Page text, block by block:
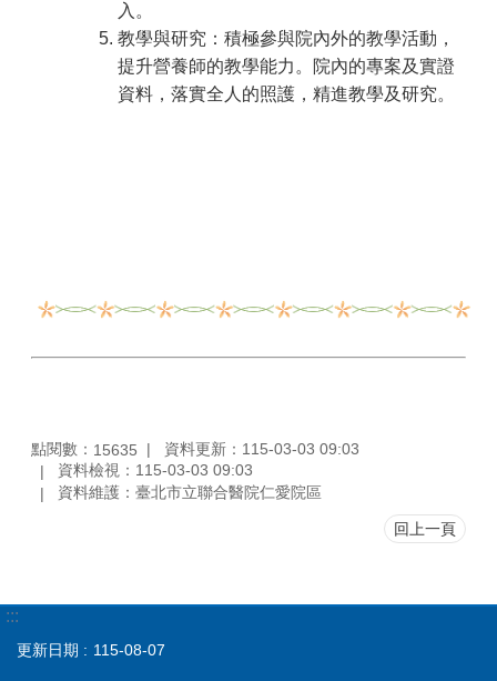
入 。
教學與研究：積極參與院內外的教學活動，
提升營養師的教學能力。院內的專案及實證
資料，落實全人的照護，精進教學及研究。
點閱數： 15635
資料更新：115-03-03 09:03
資料檢視：115-03-03 09:03
資料維護：臺北市立聯合醫院仁愛院區
回上一頁
:::
更新日期 115-08-07